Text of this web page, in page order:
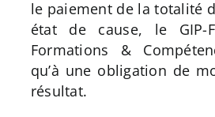
le paiement de la totalité
état de cause, le GIP-
Formations &
qu’à une obligation de
résultat.